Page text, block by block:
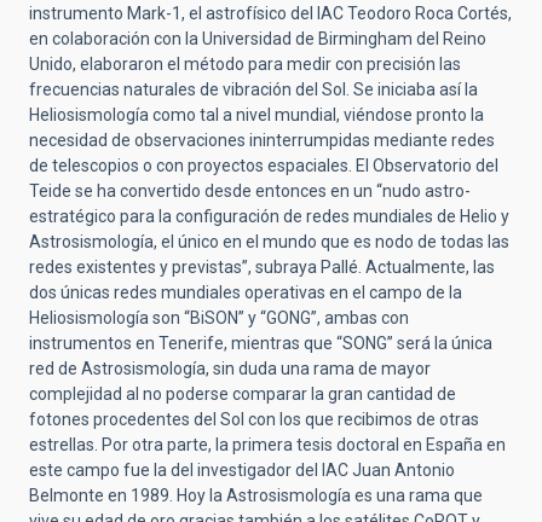
instrumento Mark-1, el astrofísico del IAC Teodoro Roca Cortés,
en colaboración con la Universidad de Birmingham del Reino
Unido, elaboraron el método para medir con precisión las
frecuencias naturales de vibración del Sol. Se iniciaba así la
Heliosismología como tal a nivel mundial, viéndose pronto la
necesidad de observaciones ininterrumpidas mediante redes
de telescopios o con proyectos espaciales. El Observatorio del
Teide se ha convertido desde entonces en un “nudo astro-
estratégico para la configuración de redes mundiales de Helio y
Astrosismología, el único en el mundo que es nodo de todas las
redes existentes y previstas”, subraya Pallé. Actualmente, las
dos únicas redes mundiales operativas en el campo de la
Heliosismología son “BiSON” y “GONG”, ambas con
instrumentos en Tenerife, mientras que “SONG” será la única
red de Astrosismología, sin duda una rama de mayor
complejidad al no poderse comparar la gran cantidad de
fotones procedentes del Sol con los que recibimos de otras
estrellas. Por otra parte, la primera tesis doctoral en España en
este campo fue la del investigador del IAC Juan Antonio
Belmonte en 1989. Hoy la Astrosismología es una rama que